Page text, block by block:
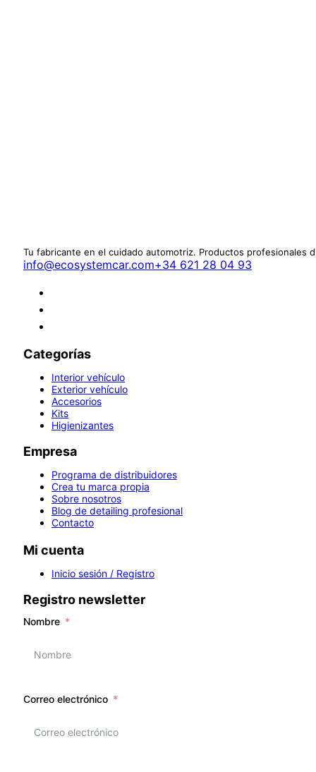
Tu fabricante en el cuidado automotriz. Productos profesionales
info@ecosystemcar.com+34 621 28 04 93
Categorías
Interior vehículo
Exterior vehículo
Accesorios
Kits
Higienizantes
Empresa
Programa de distribuidores
Crea tu marca propia
Sobre nosotros
Blog de detailing profesional
Contacto
Mi cuenta
Inicio sesión / Registro
Registro newsletter
Nombre
Correo electrónico